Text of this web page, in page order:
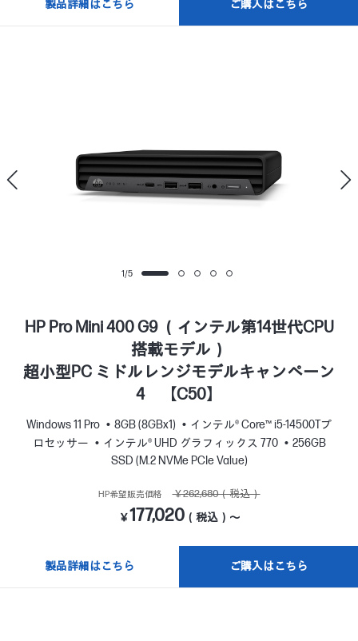
製品詳細はこちら ご購入はこちら
1/5
HP Pro Mini 400 G9 （インテル第14世代CPU
搭載モデル）
超小型PC ミドルレンジモデルキャンペーン
4 【C50】
Windows 11 Pro 8GB (8GBx1)
インテル® Core™ i5-14500Tプ
ロセッサー
インテル® UHD グラフィックス 770
256GB
SSD (M.2 NVMe PCIe Value)
HP希望販売価格 ￥262,680（税込）
￥177,020（税込）～
製品詳細はこちら ご購入はこちら